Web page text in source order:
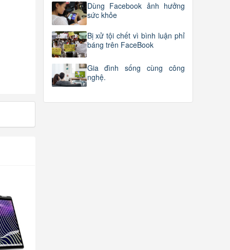
Dùng Facebook ảnh hưởng
sức khỏe
Bị xử tội chết vì bình luận phỉ
báng trên FaceBook
Gia đình sống cùng công
nghệ.